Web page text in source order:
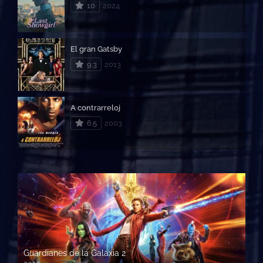
10 2024
El gran Gatsby
9.3
2013
A contrarreloj
6.5
2003
Guardianes de la Galaxia 2